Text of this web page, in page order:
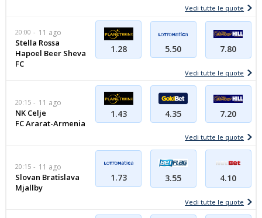
Vedi tutte le quote
20:00 11 ago
Stella Rossa
Hapoel Beer Sheva
FC
1.28 5.50 7.80
Vedi tutte le quote
20:15 11 ago
NK Celje
FC Ararat-Armenia
1.43 4.35 7.20
Vedi tutte le quote
20:15 11 ago
Slovan Bratislava
Mjallby
1.73 3.55 4.10
Vedi tutte le quote